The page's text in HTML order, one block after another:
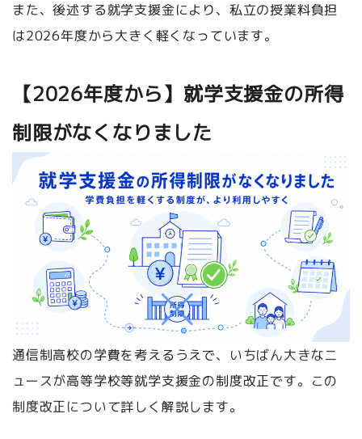
また、後述する就学支援金により、私立の授業料負担
は2026年度から大きく軽くなっています。
【2026年度から】就学支援金の所得
制限がなくなりました
通信制高校の学費を考えるうえで、いちばん大きなニ
ュースが高等学校等就学支援金の制度改正です。この
制度改正について詳しく解説します。